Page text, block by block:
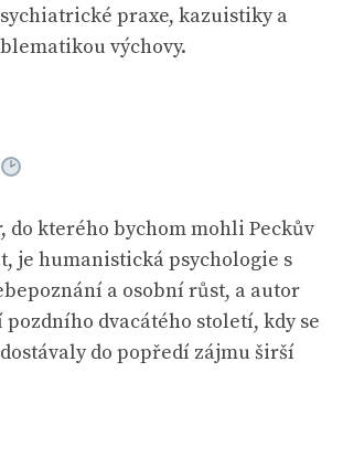
praxe, kazuistiky a
výchovy.
do kterého bychom mohli Peckův
je humanistická psychologie s
a osobní růst, a autor
dvacátého století, kdy se
do popředí zájmu širší